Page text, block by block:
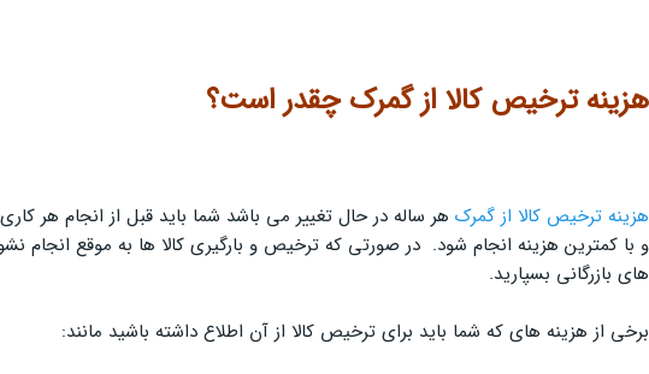
هزینه ترخیص کالا از گمرک چقدر است؟
هزینه ترخیص کالا از گمرک هر ساله در حال تغییر می باشد شما باید قبل از انجام هر
و با کمترین هزینه انجام شود. در صورتی که ترخیص و بارگیری کالا ها به موقع
های بازرگانی بسپارید.
برخی از هزینه های که شما باید برای ترخیص کالا از آن اطلاع داشته باشید مانند: